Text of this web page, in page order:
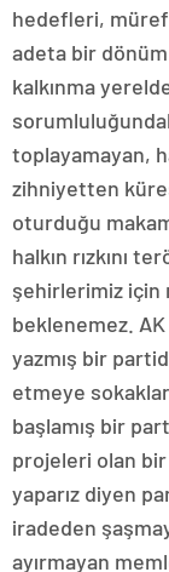
hedefleri,
adeta bir
kalkınma
toplayamayan,
zihniyetten
oturduğu
halkın rızkını
şehirlerimiz için
beklenemez.
yazmış bir
etmeye
başlamış bir
projeleri olan
yaparız diyen
iradeden
ayırmayan